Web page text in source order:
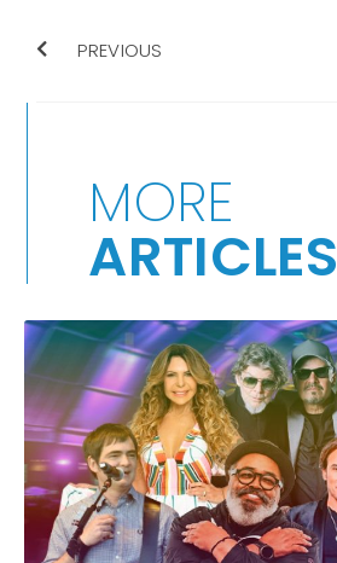
PREVIOUS
MORE
ARTICLES